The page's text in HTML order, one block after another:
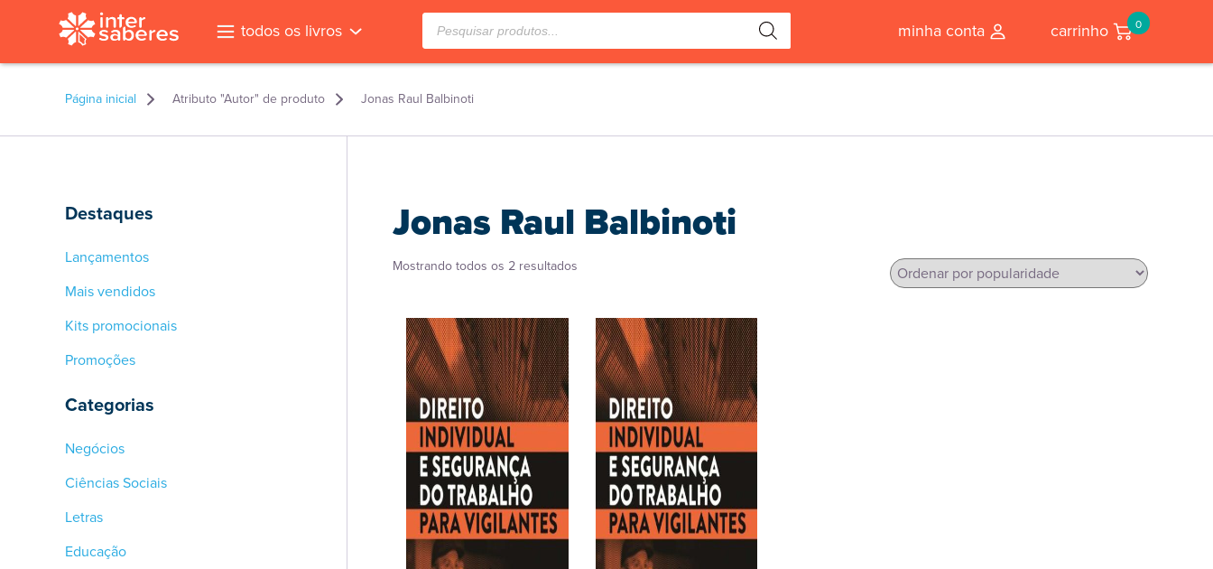
todos os livros Pesquisar
produtos minha conta carrinho 0
Página inicial Atributo "Autor" de produto Jonas Raul Balbinoti
Destaques
Lançamentos
Mais vendidos
Kits promocionais
Promoções
Categorias
Negócios
Ciências Sociais
Letras
Educação
Jonas Raul Balbinoti
Mostrando todos os 2 resultados